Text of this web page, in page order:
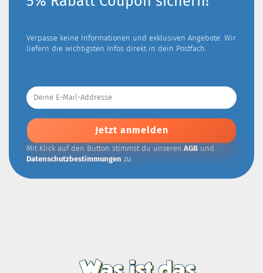
Verpasse keine Informationen und exklusiven Angebote. Wir
liefern die wichtigsten Infos direkt in dein Postfach.
Deine
E-
Mail-
Addresse
Mit Klick auf den Button stimmst du unseren AGB und
Datenschutzbestimmungen zu